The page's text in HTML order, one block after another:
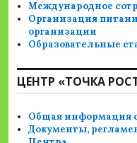
Международное
Организация
организации
Образовательные
ЦЕНТР «ТОЧКА
Общая информация о
Документы,